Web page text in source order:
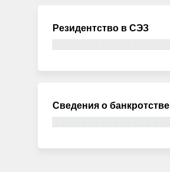
Резидентство в СЭЗ
Сведения о банкротстве